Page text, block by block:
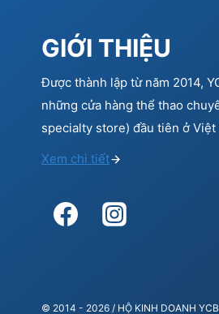
GIỚI THIỆU
Được thành lập từ năm 2014,
những cửa hàng thể thao
specialty store) đầu tiên ở Việt
Xem chi tiết
© 2014 - 2026 / HỘ KINH DOANH